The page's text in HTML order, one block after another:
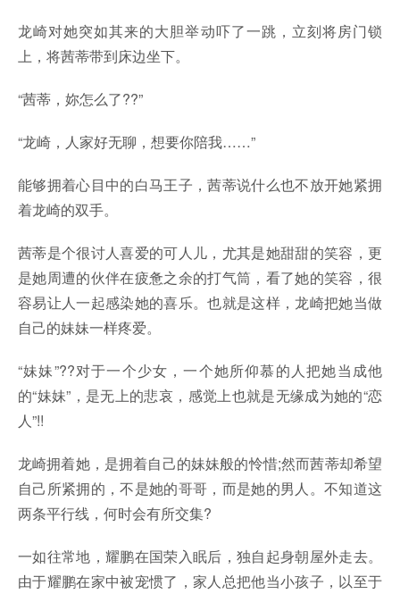
龙崎对她突如其来的大胆举动吓了一跳，立刻将房门锁
上，将茜蒂带到床边坐下。
“茜蒂，妳怎么了??”
“龙崎，人家好无聊，想要你陪我……”
能够拥着心目中的白马王子，茜蒂说什么也不放开她紧拥
着龙崎的双手。
茜蒂是个很讨人喜爱的可人儿，尤其是她甜甜的笑容，更
是她周遭的伙伴在疲惫之余的打气筒，看了她的笑容，很
容易让人一起感染她的喜乐。也就是这样，龙崎把她当做
自己的妹妹一样疼爱。
“妹妹”??对于一个少女，一个她所仰慕的人把她当成他
的“妹妹”，是无上的悲哀，感觉上也就是无缘成为她的“恋
人”!!
龙崎拥着她，是拥着自己的妹妹般的怜惜;然而茜蒂却希望
自己所紧拥的，不是她的哥哥，而是她的男人。不知道这
两条平行线，何时会有所交集?
一如往常地，耀鹏在国荣入眠后，独自起身朝屋外走去。
由于耀鹏在家中被宠惯了，家人总把他当小孩子，以至于